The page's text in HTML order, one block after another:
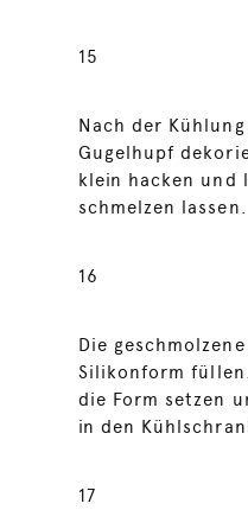
15
Nach der
Gugelhupf
klein hacken und
schmelzen lassen.
16
Die
Silikonform
die Form setzen
in den
17